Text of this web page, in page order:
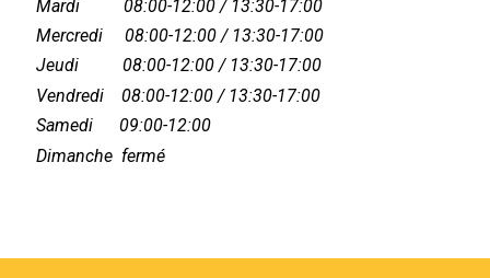
Mardi 08:00-12:00 / 13:30-17:00
Mercredi 08:00-12:00 / 13:30-17:00
Jeudi 08:00-12:00 / 13:30-17:00
Vendredi 08:00-12:00 / 13:30-17:00
Samedi 09:00-12:00
Dimanche fermé